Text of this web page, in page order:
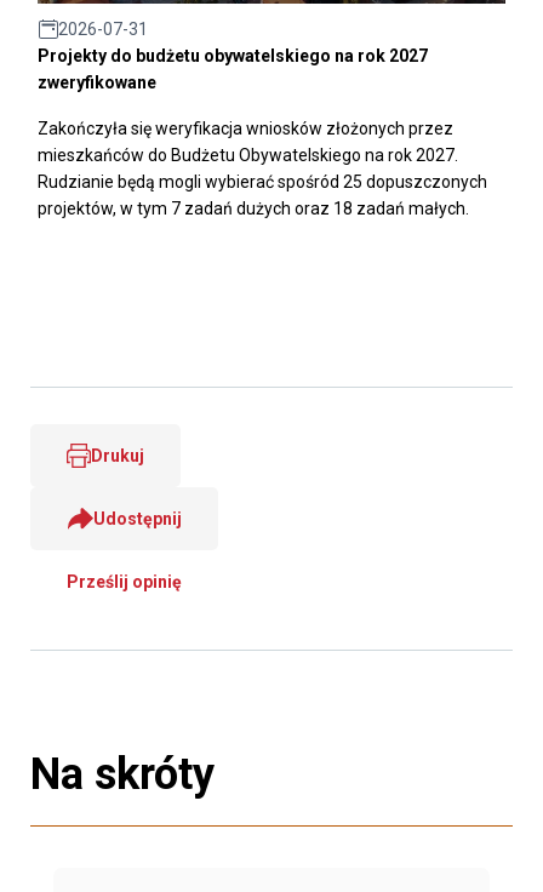
2026-07-31
Projekty do budżetu obywatelskiego na rok 2027
zweryfikowane
Zakończyła się weryfikacja wniosków złożonych przez
mieszkańców do Budżetu Obywatelskiego na rok 2027.
Rudzianie będą mogli wybierać spośród 25 dopuszczonych
projektów, w tym 7 zadań dużych oraz 18 zadań małych.
Drukuj
Udostępnij
Prześlij opinię
Na skróty